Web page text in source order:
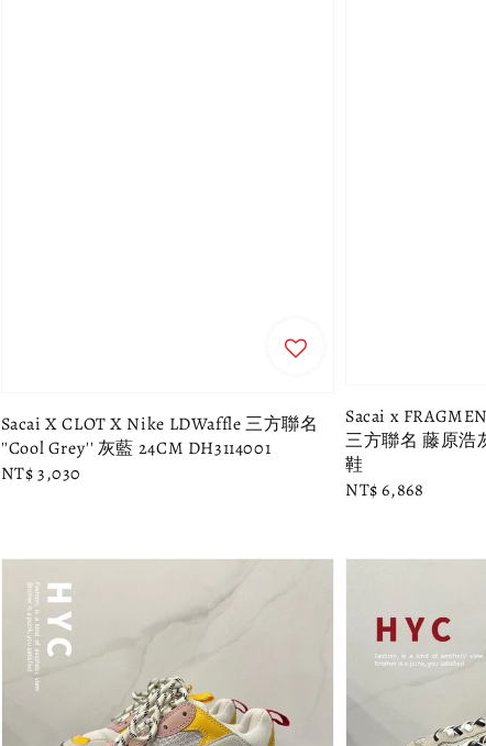
Sacai X CLOT X Nike LDWaffle 三方聯名
''Cool Grey'' 灰藍 24CM DH3114001
Regular
NT$ 3,030
Sacai x
三方聯名 藤原浩
鞋
Regular
NT$ 6,868